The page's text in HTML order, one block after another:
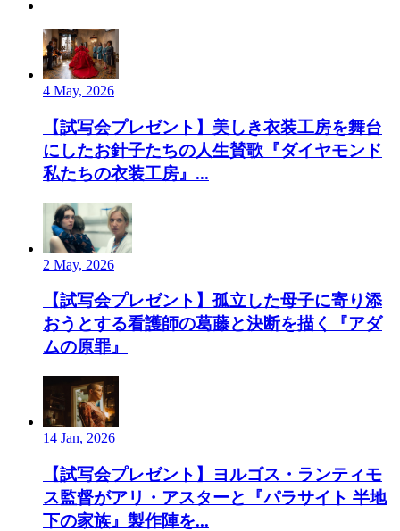
4 May, 2026
【試写会プレゼント】美しき衣装工房を舞台
にしたお針子たちの人生賛歌『ダイヤモンド
私たちの衣装工房』...
2 May, 2026
【試写会プレゼント】孤立した母子に寄り添
おうとする看護師の葛藤と決断を描く『アダ
ムの原罪』
14 Jan, 2026
【試写会プレゼント】ヨルゴス・ランティモ
ス監督がアリ・アスターと『パラサイト 半地
下の家族』製作陣を...